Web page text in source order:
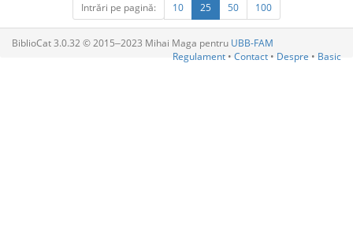
Intrări pe pagină: 10 25 50 100
BiblioCat 3.0.32 © 2015‒2023 Mihai Maga pentru UBB-FAM
Regulament • Contact • Despre • Basic